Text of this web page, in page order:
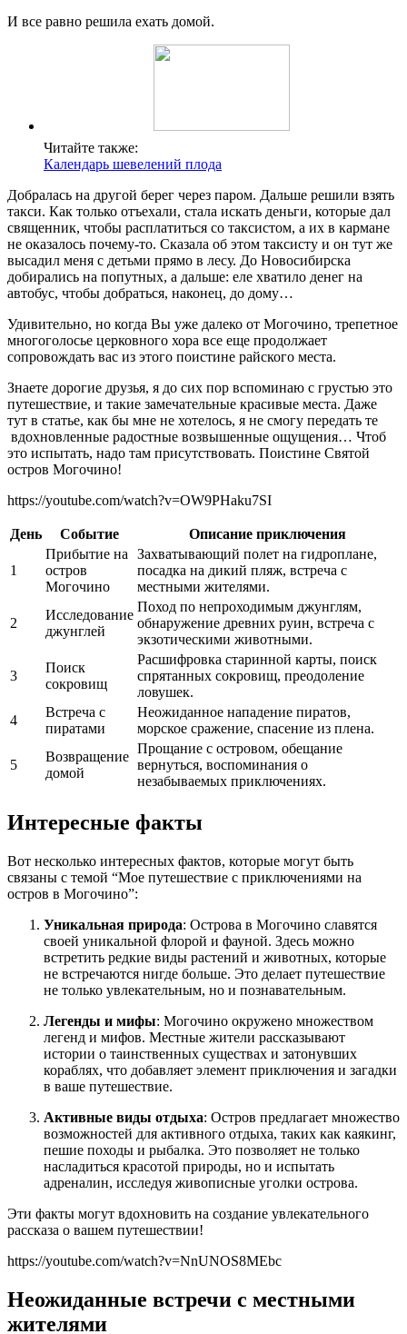
И все равно решила ехать домой.
Читайте также:
Календарь шевелений плода
Добралась на другой берег через паром. Дальше решили взять
такси. Как только отъехали, стала искать деньги, которые дал
священник, чтобы расплатиться со таксистом, а их в кармане
не оказалось почему-то. Сказала об этом таксисту и он тут же
высадил меня с детьми прямо в лесу. До Новосибирска
добирались на попутных, а дальше: еле хватило денег на
автобус, чтобы добраться, наконец, до дому…
Удивительно, но когда Вы уже далеко от Могочино, трепетное
многоголосье церковного хора все еще продолжает
сопровождать вас из этого поистине райского места.
Знаете дорогие друзья, я до сих пор вспоминаю с грустью это
путешествие, и такие замечательные красивые места. Даже
тут в статье, как бы мне не хотелось, я не смогу передать те
вдохновленные радостные возвышенные ощущения… Чтоб
это испытать, надо там присутствовать. Поистине Святой
остров Могочино!
https://youtube.com/watch?v=OW9PHaku7SI
День Событие Описание приключения
1
Прибытие на
остров
Могочино
Захватывающий полет на гидроплане,
посадка на дикий пляж, встреча с
местными жителями.
2
Исследование
джунглей
Поход по непроходимым джунглям,
обнаружение древних руин, встреча с
экзотическими животными.
3
Поиск
сокровищ
Расшифровка старинной карты, поиск
спрятанных сокровищ, преодоление
ловушек.
4
Встреча с
пиратами
Неожиданное нападение пиратов,
морское сражение, спасение из плена.
5
Возвращение
домой
Прощание с островом, обещание
вернуться, воспоминания о
незабываемых приключениях.
Интересные факты
Вот несколько интересных фактов, которые могут быть
связаны с темой “Мое путешествие с приключениями на
остров в Могочино”:
Уникальная природа: Острова в Могочино славятся
своей уникальной флорой и фауной. Здесь можно
встретить редкие виды растений и животных, которые
не встречаются нигде больше. Это делает путешествие
не только увлекательным, но и познавательным.
Легенды и мифы: Могочино окружено множеством
легенд и мифов. Местные жители рассказывают
истории о таинственных существах и затонувших
кораблях, что добавляет элемент приключения и загадки
в ваше путешествие.
Активные виды отдыха: Остров предлагает множество
возможностей для активного отдыха, таких как каякинг,
пешие походы и рыбалка. Это позволяет не только
насладиться красотой природы, но и испытать
адреналин, исследуя живописные уголки острова.
Эти факты могут вдохновить на создание увлекательного
рассказа о вашем путешествии!
https://youtube.com/watch?v=NnUNOS8MEbc
Неожиданные встречи с местными
жителями